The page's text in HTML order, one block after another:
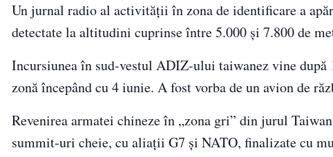
Un jurnal radio al activității în zona de identificare a
detectate la altitudini cuprinse între 5.000 și 7.800 de
Incursiunea în sud-vestul ADIZ-ului taiwanez vine
zonă începând cu 4 iunie. A fost vorba de un avion de
Revenirea armatei chineze în „zona gri” din jurul
summit-uri cheie, cu aliații G7 și NATO, finalizate cu